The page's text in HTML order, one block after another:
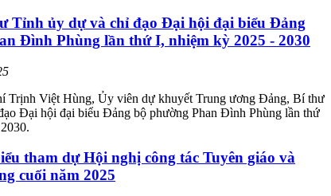
Tỉnh ủy dự và chỉ đạo Đại hội đại biểu Đảng
Đình Phùng lần thứ I, nhiệm kỳ 2025 - 2030
Trịnh Việt Hùng, Ủy viên dự khuyết Trung ương Đảng, Bí thư
Đại hội đại biểu Đảng bộ phường Phan Đình Phùng lần thứ
tham dự Hội nghị công tác Tuyên giáo và
cuối năm 2025